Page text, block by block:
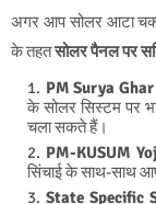
अगर आप सोलर आटा
के तहतसोलर पैनल पर
PM Surya
के सोलर सिस्टम पर
चला सकते हैं।
PM-KUSUM
सिंचाई के साथ-साथ
State Specific